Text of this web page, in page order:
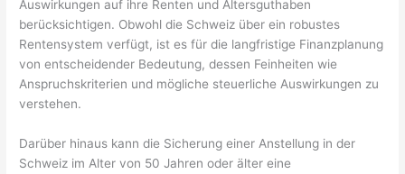
Auswirkungen auf ihre Renten und Altersguthaben
berücksichtigen. Obwohl die Schweiz über ein robustes
Rentensystem verfügt, ist es für die langfristige Finanzplanung
von entscheidender Bedeutung, dessen Feinheiten wie
Anspruchskriterien und mögliche steuerliche Auswirkungen zu
verstehen.
Darüber hinaus kann die Sicherung einer Anstellung in der
Schweiz im Alter von 50 Jahren oder älter eine